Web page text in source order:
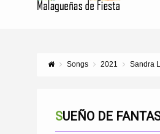
Songs 2021 Sandra
SUEÑO DE